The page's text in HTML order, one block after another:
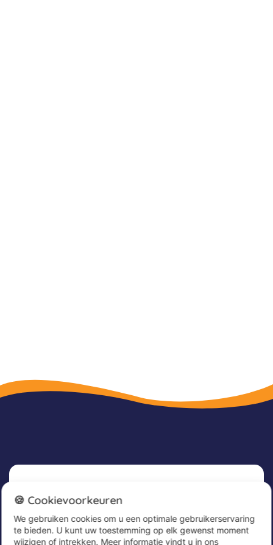
Nieuwsbrief
Meld u nu aan voor onze nieuwsbrief om
geweldige aanbiedingen te ontvangen en op de
🍪 Cookievoorkeuren
We gebruiken cookies om u een optimale gebruikerservaring
te bieden. U kunt uw toestemming op elk gewenst moment
wijzigen of intrekken. Meer informatie vindt u in ons